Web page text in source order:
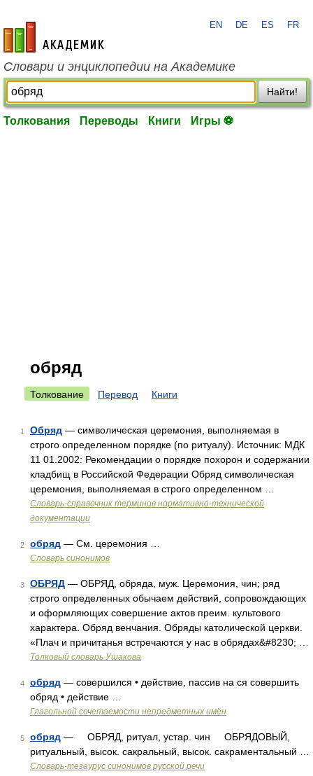
academic.ru
EN DE ES FR
Словари и энциклопедии на Академике
Найти!
Толкования Переводы Книги Игры ⚽
обряд
Толкование Перевод Книги
1 Обряд — символическая церемония, выполняемая в
строго определенном порядке (по ритуалу). Источник: МДК
11 01.2002: Рекомендации о порядке похорон и содержании
кладбищ в Российской Федерации Обряд символическая
церемония, выполняемая в строго определенном …
Словарь-справочник терминов нормативно-технической
документации
2 обряд — См. церемония …
Словарь синонимов
3 ОБРЯД — ОБРЯД, обряда, муж. Церемония, чин; ряд
строго определенных обычаем действий, сопровождающих
и оформляющих совершение актов преим. культового
характера. Обряд венчания. Обряды католической церкви.
«Плач и причитанья встречаются у нас в обрядах&#8230; …
Толковый словарь Ушакова
4 обряд — совершился • действие, пассив на ся совершить
обряд • действие …
Глагольной сочетаемости непредметных имён
5 обряд — ОБРЯД, ритуал, устар. чин ОБРЯДОВЫЙ,
ритуальный, высок. сакральный, высок. сакраментальный …
Словарь-тезаурус синонимов русской речи